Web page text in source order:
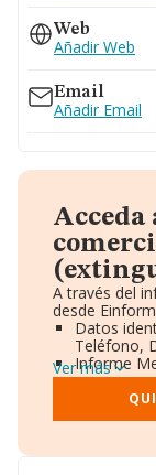
Web
Añadir Web
Email
Añadir Email
A través del
desde
Datos
Teléfono,
Informe
Gráficos
Consejo
Directivos
Ver más